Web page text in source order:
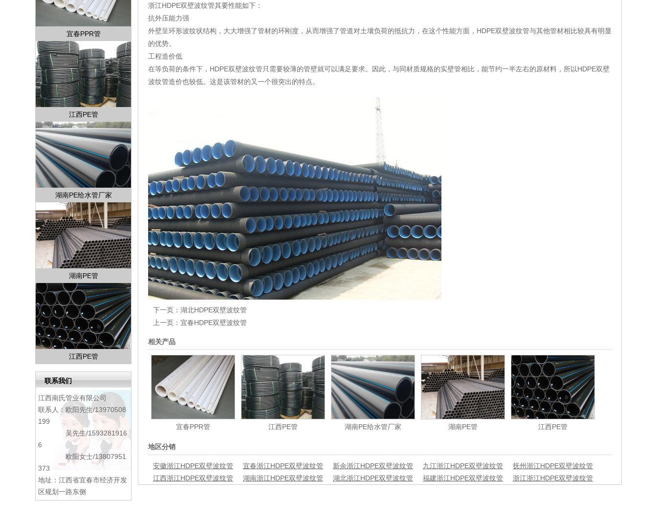
浙江HDPE双壁波纹管其要性能如下：
抗外压能力强
外壁呈环形波纹状结构，大大增强了管材的环刚度，从而增强了管道对土壤负荷的抵抗力，在这个性能方面，HDPE双壁波纹管与其他管材相比较具有明显
的优势。
工程造价低
在等负荷的条件下，HDPE双壁波纹管只需要较薄的管壁就可以满足要求。因此，与同材质规格的实壁管相比，能节约一半左右的原材料，所以HDPE双壁
波纹管造价也较低。这是该管材的又一个很突出的特点。
下一页： 湖北HDPE双壁波纹管
上一页： 宜春HDPE双壁波纹管
相关产品
宜春PPR管 江西PE管 湖南PE给水管厂家 湖南PE管 江西PE管
地区分销
安徽浙江HDPE双壁波纹管 宜春浙江HDPE双壁波纹管 新余浙江HDPE双壁波纹管 九江浙江HDPE双壁波纹管
抚州浙江HDPE双壁波纹管
江西浙江HDPE双壁波纹管
湖南浙江HDPE双壁波纹管 湖北浙江HDPE双壁波纹管 福建浙江HDPE双壁波纹管 浙江浙江HDPE双壁波纹管
宜春PPR管
江西PE管
湖南PE给水管厂家
湖南PE管
江西PE管
联系我们
江西南氏管业有限公司
联系人：欧阳先生/13970508
199
吴先生/1593281916
6
欧阳女士/13807951
373
地址：江西省宜春市经济开发
区规划一路东侧